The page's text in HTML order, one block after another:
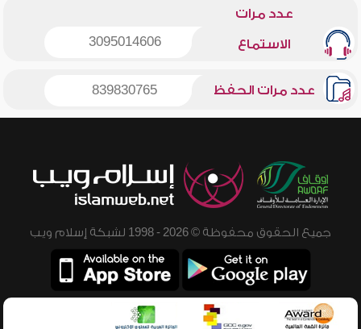
عدد مرات
الاستماع 3095014606
عدد مرات الحفظ 839830765
جميع الحقوق محفوظة © 2026 - 1998 لشبكة إسلام ويب